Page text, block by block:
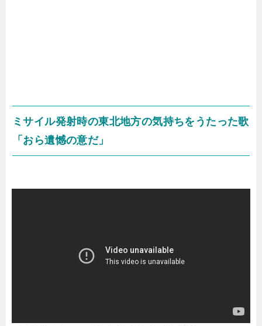
ミサイル発射時の東北地方の気持ちをうたった歌
「おら遺憾の意だ」